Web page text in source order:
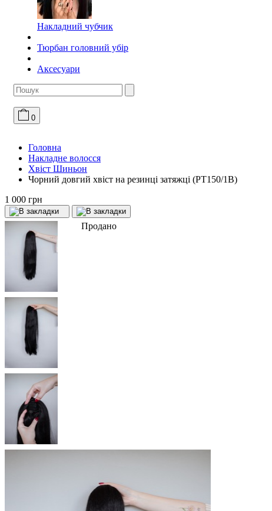
Накладний чубчик
Тюрбан головний убір
Аксесуари
0
Головна
Накладне волосся
Хвіст Шиньон
Чорний довгий хвіст на резинці затяжці (PT150/1B)
1 000 грн
Продано